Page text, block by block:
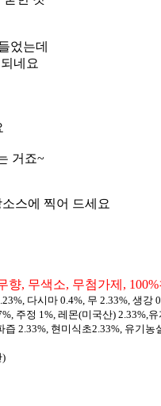
었는데
네요
거죠~
스에 찍어 드세요
향, 무색소, 무첨가제,
다시마 0.4%, 무 2.33%,생강
주정 1%, 레몬(미국산) 2.33%,
즙 2.33%, 현미식초2.33%, 유기농